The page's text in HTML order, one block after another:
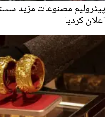
پیٹرولیم مصنوعات مزید
اعلان کردیا